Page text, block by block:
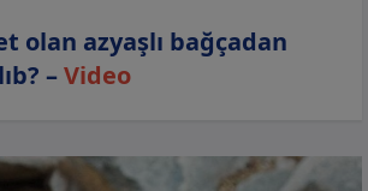
olan azyaşlı bağçadan
–Video